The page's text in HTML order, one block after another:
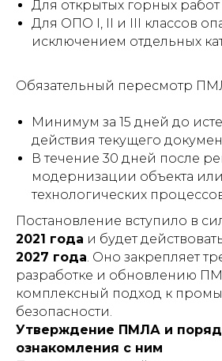
Для открытых горных работ
Для ОПО I, II и III классов
исключением отдельных
Обязательный пересмотр
Минимум за 15 дней до
действия текущего
В течение 30 дней после
модернизации объекта
технологических
Постановление вступило в
2021 года и будет
2027 года. Оно закрепляет
разработке и обновлению
комплексный подход к
безопасности.
Утверждение ПМЛА и
ознакомления с ним